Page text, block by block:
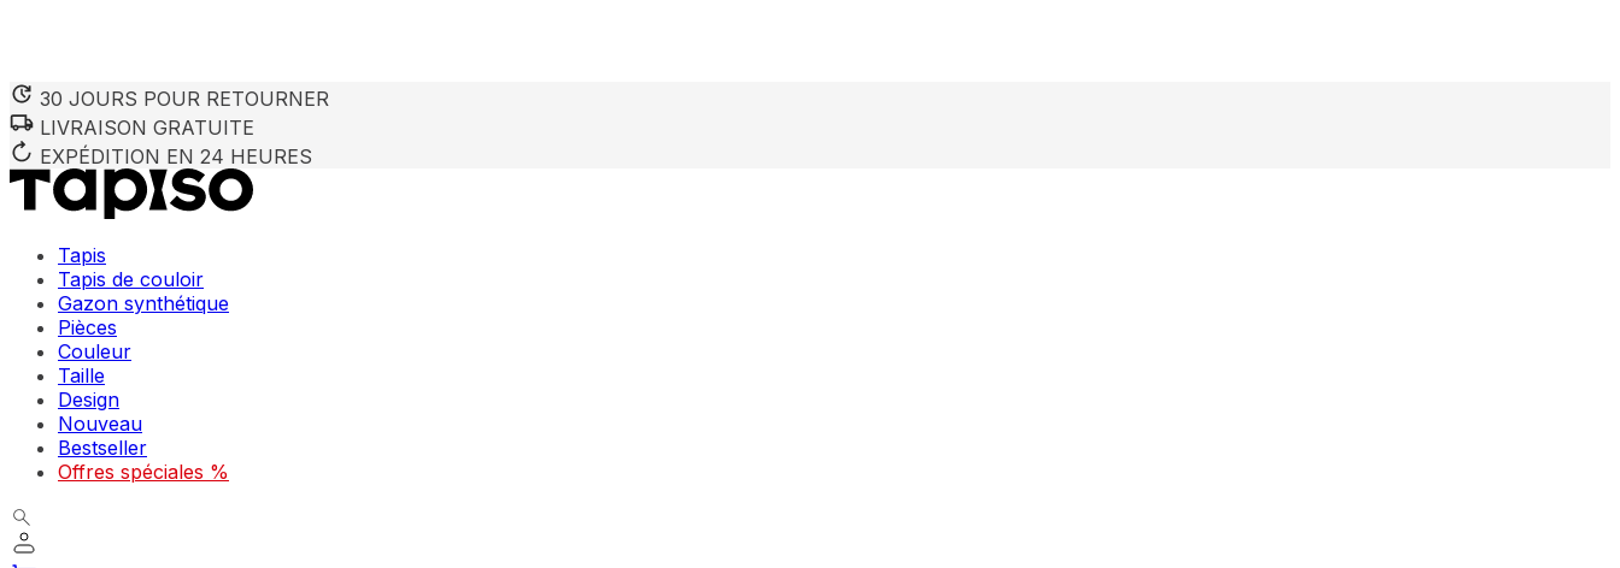
30 JOURS POUR RETOURNER
LIVRAISON GRATUITE
EXPÉDITION EN 24 HEURES
Tapis
Tapis de couloir
Gazon synthétique
Pièces
Couleur
Taille
Design
Nouveau
Bestseller
Offres spéciales %